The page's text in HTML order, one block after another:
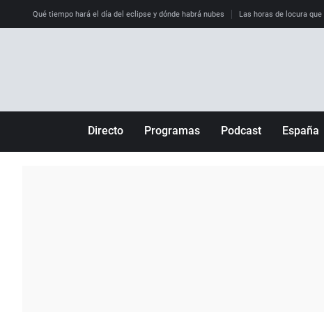
Qué tiempo hará el día del eclipse y dónde habrá nubes Las horas de locura
Directo Programas Podcast España